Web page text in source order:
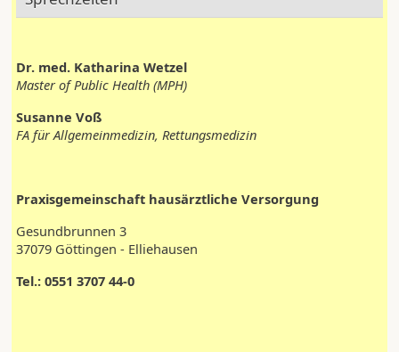
Dr. med. Katharina Wetzel
Master of Public Health (MPH)
Susanne Voß
FA für Allgemeinmedizin, Rettungsmedizin
Praxisgemeinschaft hausärztliche Versorgung
Gesundbrunnen 3
37079 Göttingen - Elliehausen
Tel.: 0551 3707 44-0